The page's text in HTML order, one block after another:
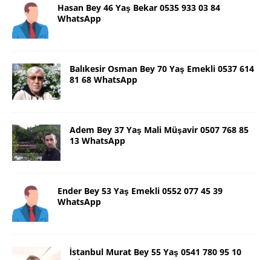
Hasan Bey 46 Yaş Bekar 0535 933 03 84
WhatsApp
Balıkesir Osman Bey 70 Yaş Emekli 0537 614
81 68 WhatsApp
Adem Bey 37 Yaş Mali Müşavir 0507 768 85
13 WhatsApp
Ender Bey 53 Yaş Emekli 0552 077 45 39
WhatsApp
İstanbul Murat Bey 55 Yaş 0541 780 95 10